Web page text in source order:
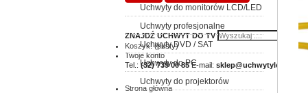
ZNAJDŹ UCHWYT DO TV
Koszyk:(pusty)
Twoje konto
Tel.: (32) 739 00 85 E-mail: sklep@uchwytylcd.com.pl
Strona główna
Uchwyty do monitorów LCD/LED
Uchwyty profesjonalne
Uchwyty DVD / SAT
Uchwyty do PC
Uchwyty do projektorów